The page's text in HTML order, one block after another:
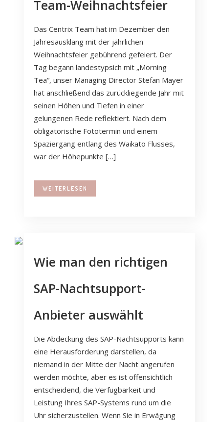
KUNDEN
PARTNER
UNSER FÜHRUNGSTEAM
UNSER BERATUNGSTEAM
NACHHALTIGKEIT
KARRIERE
Team-Weihnachtsfeier
Das Centrix Team hat im Dezember den
Jahresausklang mit der jährlichen
Weihnachtsfeier gebührend gefeiert. Der
Tag begann landestypsich mit „Morning
Tea“, unser Managing Director Stefan Mayer
hat anschließend das zurückliegende Jahr mit
seinen Höhen und Tiefen in einer
gelungenen Rede reflektiert. Nach dem
obligatorische Fototermin und einem
Spaziergang entlang des Waikato Flusses,
war der Höhepunkte […]
WEITERLESEN
Wie man den richtigen
SAP-Nachtsupport-
Anbieter auswählt
Die Abdeckung des SAP-Nachtsupports kann
eine Herausforderung darstellen, da
niemand in der Mitte der Nacht angerufen
werden möchte, aber es ist offensichtlich
entscheidend, die Verfügbarkeit und
Leistung Ihres SAP-Systems rund um die
Uhr sicherzustellen. Wenn Sie in Erwägung